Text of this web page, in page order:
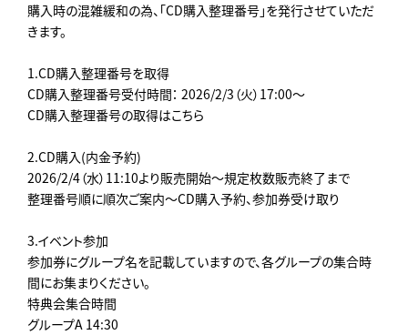
購入時の混雑緩和の為、「CD購入整理番号」を発行させていただ
きます。
1.CD購入整理番号を取得
CD購入整理番号受付時間： 2026/2/3（火）17:00～
CD購入整理番号の取得はこちら
2.CD購入(内金予約)
2026/2/4（水）11:10より販売開始～規定枚数販売終了まで
整理番号順に順次ご案内～CD購入予約、参加券受け取り
3.イベント参加
参加券にグループ名を記載していますので、各グループの集合時
間にお集まりください。
特典会集合時間
グループA 14:30